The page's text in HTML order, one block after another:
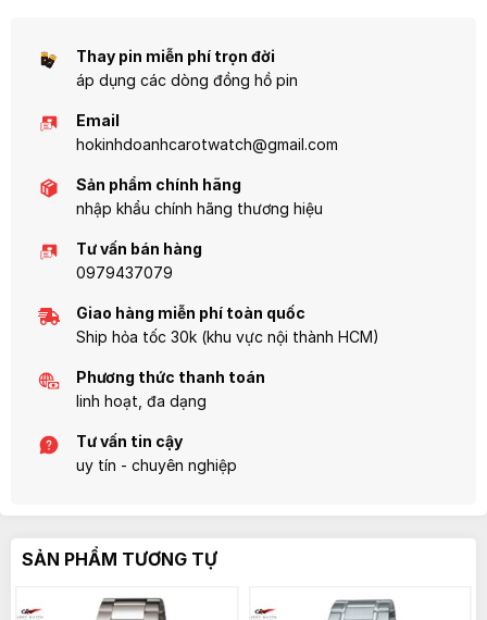
Thay pin miễn phí trọn đời
áp dụng các dòng đồng hồ pin
Email
hokinhdoanhcarotwatch@gmail.com
Sản phẩm chính hãng
nhập khẩu chính hãng thương hiệu
Tư vấn bán hàng
0979437079
Giao hàng miễn phí toàn quốc
Ship hỏa tốc 30k (khu vực nội thành HCM)
Phương thức thanh toán
linh hoạt, đa dạng
Tư vấn tin cậy
uy tín - chuyên nghiệp
SẢN PHẨM TƯƠNG TỰ